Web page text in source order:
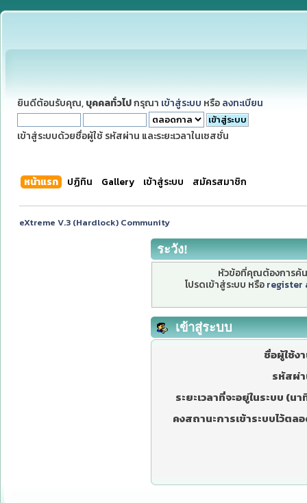
ยินดีต้อนรับคุณ, บุคคลทั่วไปกรุณา เข้าสู่ระบบ หรือ ลงทะเบียน
เข้าสู่ระบบด้วยชื่อผู้ใช้ รหัสผ่าน และระยะเวลาในเซสชั่น
หน้าแรก ปฏิทิน Gallery เข้าสู่ระบบ สมัครสมาชิก
eXtreme V.3 (Hardlock) Community
ระวัง!
หัวข้อที่คุณต้องการค้
โปรดเข้าสู่ระบบ หรือ register
เข้าสู่ระบบ
ชื่อผู้ใช้ง
รหัสผ่
ระยะเวลาที่จะอยู่ในระบบ (นา
คงสถานะการเข้าระบบไว้ตล